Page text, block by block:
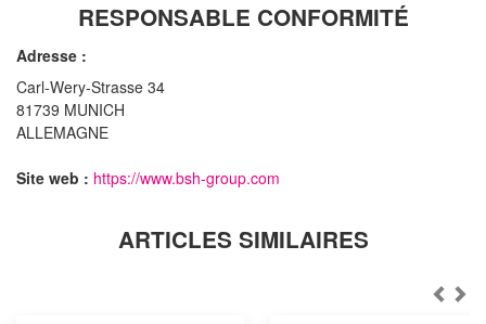
RESPONSABLE CONFORMITÉ
Adresse :
Carl-Wery-Strasse 34
81739 MUNICH
ALLEMAGNE
Site web : https://www.bsh-group.com
ARTICLES SIMILAIRES